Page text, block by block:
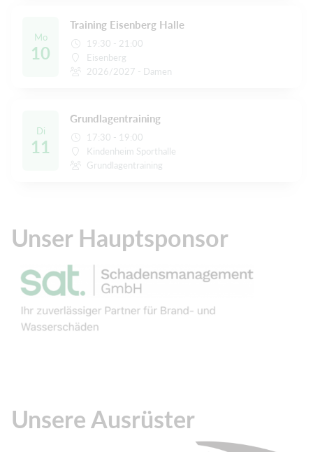
Mo
10
Training Eisenberg Halle
19:30 - 21:00
Eisenberg
2026/2027 - Damen
Di
11
Grundlagentraining
17:30 - 19:00
Kindenheim Sporthalle
Grundlagentraining
Unser Hauptsponsor
Unsere Ausrüster